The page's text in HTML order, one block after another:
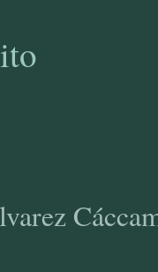
Álvarez